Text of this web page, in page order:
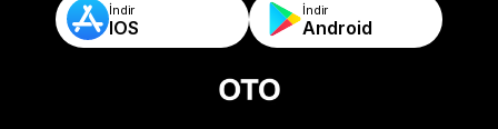
İndir
IOS
İndir
Android